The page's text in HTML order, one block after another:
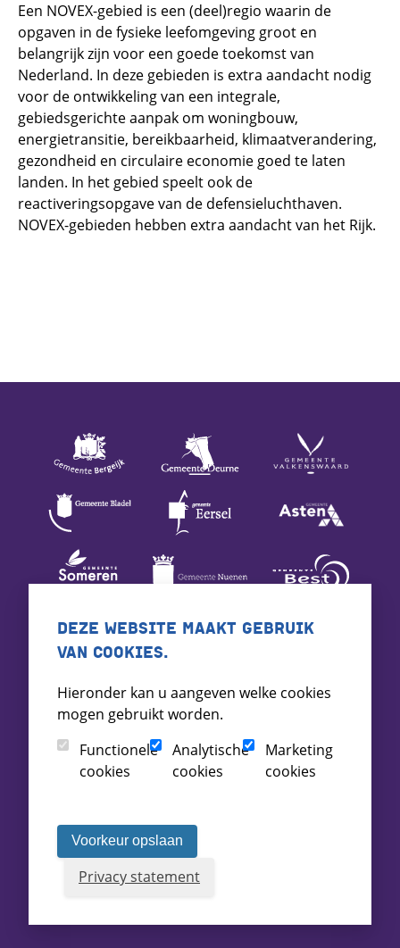
Een NOVEX-gebied is een (deel)regio waarin de
opgaven in de fysieke leefomgeving groot en
belangrijk zijn voor een goede toekomst van
Nederland. In deze gebieden is extra aandacht nodig
voor de ontwikkeling van een integrale,
gebiedsgerichte aanpak om woningbouw,
energietransitie, bereikbaarheid, klimaatverandering,
gezondheid en circulaire economie goed te laten
landen. In het gebied speelt ook de
reactiveringsopgave van de defensieluchthaven.
NOVEX-gebieden hebben extra aandacht van het Rijk.
DEZE WEBSITE MAAKT GEBRUIK
VAN COOKIES.
Hieronder kan u aangeven welke cookies
mogen gebruikt worden.
Functionele
cookies
Analytische
cookies
Marketing
cookies
Voorkeur opslaan
Privacy statement